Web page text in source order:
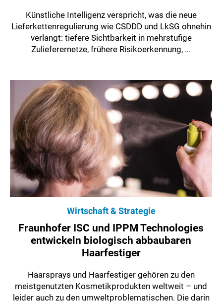
Künstliche Intelligenz verspricht, was die neue
Lieferkettenregulierung wie CSDDD und LkSG ohnehin
verlangt: tiefere Sichtbarkeit in mehrstufige
Zulieferernetze, frühere Risikoerkennung, ...
Wirtschaft & Strategie
Fraunhofer ISC und IPPM Technologies
entwickeln biologisch abbaubaren
Haarfestiger
Haarsprays und Haarfestiger gehören zu den
meistgenutzten Kosmetikprodukten weltweit – und
leider auch zu den umweltproblematischen. Die darin